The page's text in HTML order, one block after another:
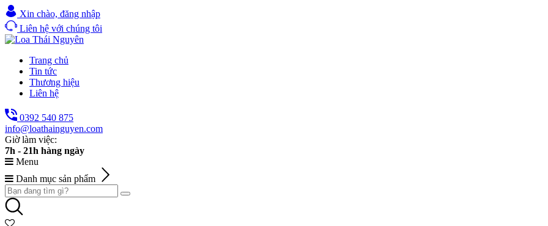
Xin chào, đăng nhập
Liên hệ với chúng tôi
Trang chủ
Tin tức
Thương hiệu
Liên hệ
0392 540 875
info@loathainguyen.com
Giờ làm việc:
7h - 21h hàng ngày
Menu
Danh mục sản phẩm